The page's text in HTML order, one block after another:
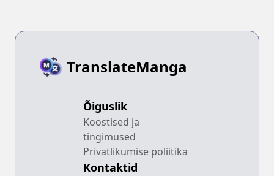
TranslateManga
Õiguslik
Koostised ja
tingimused
Privatlikumise poliitika
Kontaktid